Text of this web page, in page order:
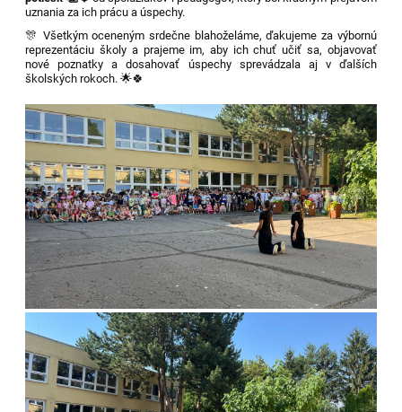
uznania za ich prácu a úspechy.
🎊 Všetkým oceneným srdečne blahoželáme, ďakujeme za výbornú
reprezentáciu školy a prajeme im, aby ich chuť učiť sa, objavovať
nové poznatky a dosahovať úspechy sprevádzala aj v ďalších
školských rokoch. 🌟🍀